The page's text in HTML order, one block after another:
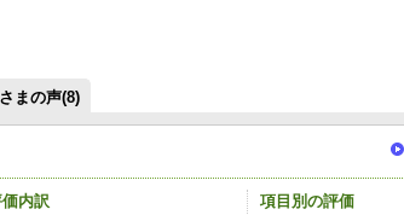
まの声(8)
内訳
項目別の評価